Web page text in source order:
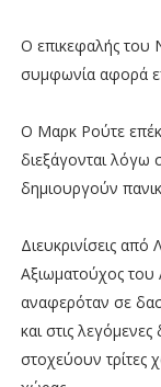
Ο επικεφαλής του
συμφωνία αφορά
Ο Μαρκ Ρούτε
διεξάγονται λόγω
δημιουργούν
Διευκρινίσεις από
Αξιωματούχος
αναφερόταν σε
και στις
στοχεύουν τρίτες